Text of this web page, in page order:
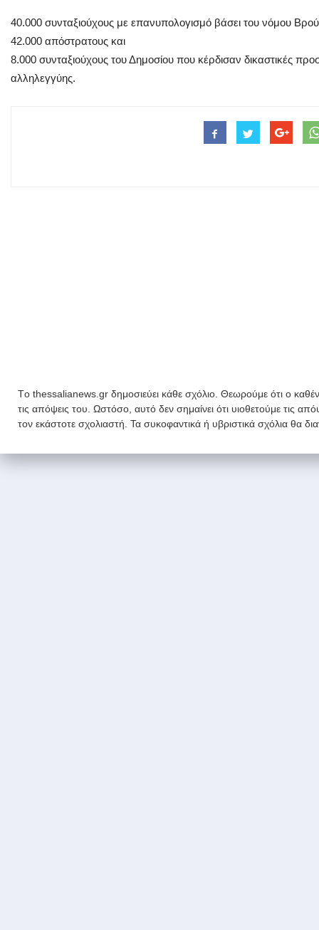
40.000 συνταξιούχους με επανυπολογισμό βάσει του νόμου
42.000 απόστρατους και
8.000 συνταξιούχους του Δημοσίου που κέρδισαν δικαστικές
αλληλεγγύης.
Tο thessalianews.gr δημοσιεύει κάθε σχόλιο. Θεωρούμε ότι ο
τις απόψεις του. Ωστόσο, αυτό δεν σημαίνει ότι υιοθετούμε τις
τον εκάστοτε σχολιαστή. Τα συκοφαντικά ή υβριστικά σχόλια θα